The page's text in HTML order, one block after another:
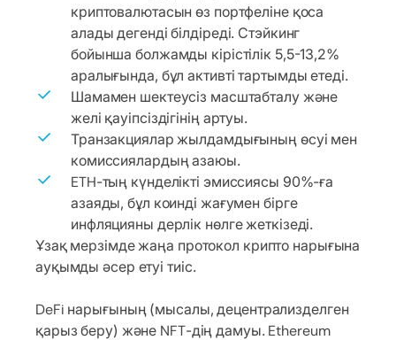
криптовалютасын өз портфеліне қоса
алады дегенді білдіреді. Стэйкинг
бойынша болжамды кірістілік 5,5-13,2%
аралығында, бұл активті тартымды етеді.
Шамамен шектеусіз масштабталу және
желі қауіпсіздігінің артуы.
Транзакциялар жылдамдығының өсуі мен
комиссиялардың азаюы.
ETH-тың күнделікті эмиссиясы 90%-ға
азаяды, бұл коинді жағумен бірге
инфляцияны дерлік нөлге жеткізеді.
Ұзақ мерзімде жаңа протокол крипто нарығына
ауқымды әсер етуі тиіс.
DeFi нарығының (мысалы, децентрализделген
қарыз беру) және NFT-дің дамуы. Ethereum